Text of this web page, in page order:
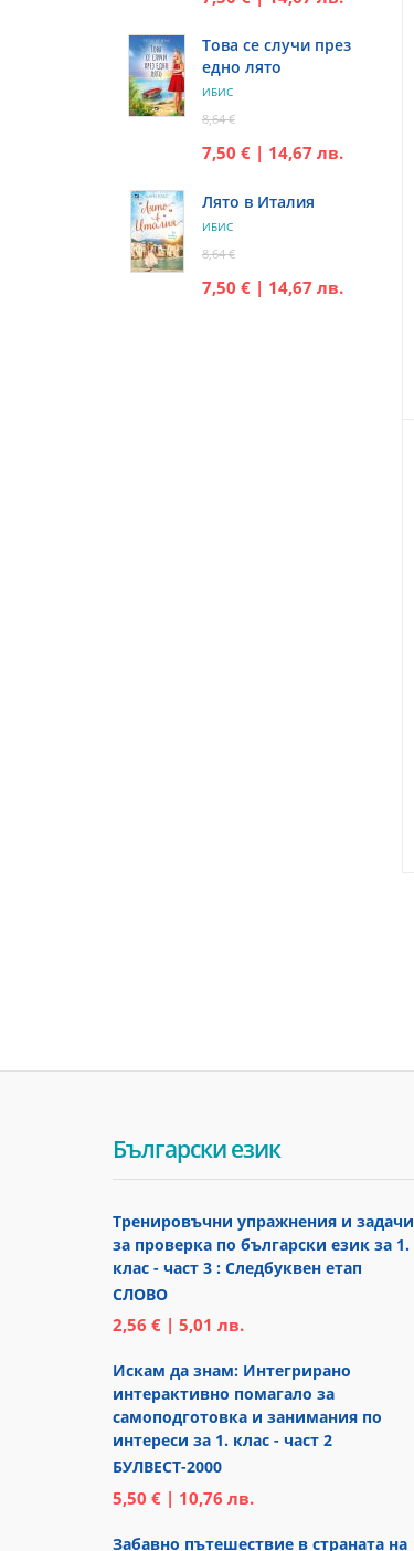
Това се случи през
едно лято
ИБИС
8,64 €
7,50 € | 14,67 лв.
Лято в Италия
ИБИС
8,64 €
7,50 € | 14,67 лв.
Български език
Тренировъчни упражнения и задачи
за проверка по български език за 1.
клас - част 3 : Следбуквен етап
СЛОВО
2,56 € | 5,01 лв.
Искам да знам: Интегрирано
интерактивно помагало за
самоподготовка и занимания по
интереси за 1. клас - част 2
БУЛВЕСТ-2000
5,50 € | 10,76 лв.
Забавно пътешествие в страната на